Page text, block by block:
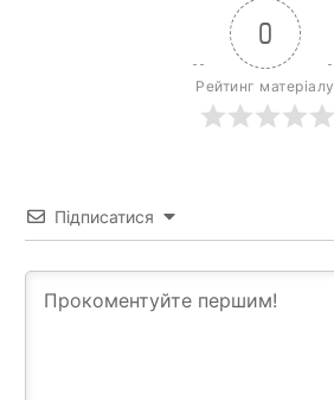
0
Рейтинг матеріалу
Підписатися